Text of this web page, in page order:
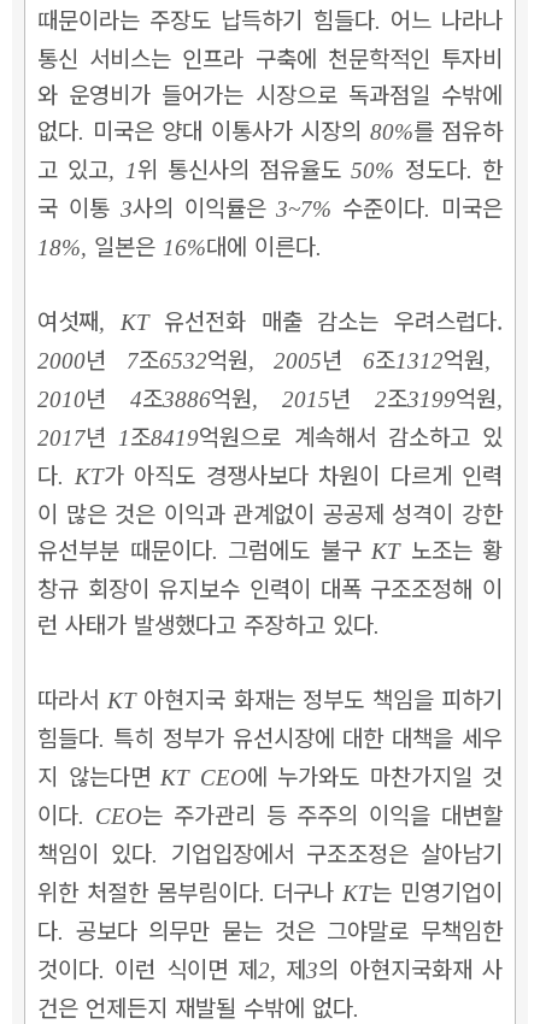
때문이라는 주장도 납득하기 힘들다. 어느 나라나
통신 서비스는 인프라 구축에 천문학적인 투자비
와 운영비가 들어가는 시장으로 독과점일 수밖에
없다. 미국은 양대 이통사가 시장의 80%를 점유하
고 있고, 1위 통신사의 점유율도50% 정도다. 한
국 이통 3사의 이익률은3~7% 수준이다. 미국은
18%, 일본은 16%대에 이른다.
여섯째, KT 유선전화 매출 감소는 우려스럽다.
2000년 7조6532억원, 2005년 6조1312억원,
2010년 4조3886억원, 2015년 2조3199억원,
2017년 1조8419억원으로 계속해서 감소하고 있
다. KT가 아직도 경쟁사보다 차원이 다르게 인력
이 많은 것은 이익과 관계없이 공공제 성격이 강한
유선부분 때문이다. 그럼에도 불구 KT 노조는 황
창규 회장이 유지보수 인력이 대폭 구조조정해 이
런 사태가 발생했다고 주장하고 있다.
따라서 KT 아현지국 화재는 정부도 책임을 피하기
힘들다. 특히 정부가 유선시장에 대한 대책을 세우
지 않는다면 KT CEO에 누가와도 마찬가지일 것
이다. CEO는 주가관리 등 주주의 이익을 대변할
책임이 있다. 기업입장에서 구조조정은 살아남기
위한 처절한 몸부림이다. 더구나 KT는 민영기업이
다. 공보다 의무만 묻는 것은 그야말로 무책임한
것이다. 이런 식이면 제2, 제3의 아현지국화재 사
건은 언제든지 재발될 수밖에 없다.